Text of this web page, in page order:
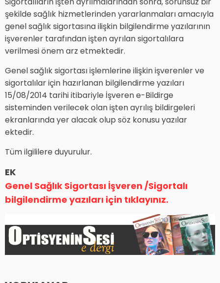
şekilde sağlık hizmetlerinden yararlanmaları amacıyla
genel sağlık sigortasına ilişkin bilgilendirme yazılarının
işverenler tarafından işten ayrılan sigortalılara
verilmesi önem arz etmektedir.
Genel sağlık sigortası işlemlerine ilişkin işverenler ve
sigortalılar için hazırlanan bilgilendirme yazıları
15/08/2014 tarihi itibariyle İşveren e-Bildirge
sisteminden verilecek olan işten ayrılış bildirgeleri
ekranlarında yer alacak olup söz konusu yazılar
ektedir.
Tüm ilgililere duyurulur.
EK
Genel Sağlık Sigortası İşveren /Sigortalı
bilgilendirme yazıları için tıklayınız.